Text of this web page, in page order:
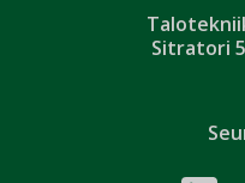
Sitratori